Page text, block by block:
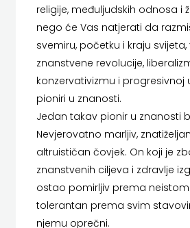
GLAS
KONCILA
HARFA
HD
STJEPAN
KOSAČA
HENA
religije, međuljudskih odnosa i
nego će Vas natjerati da
svemiru, početku i kraju svijeta,
znanstvene revolucije,
konzervativizmu i progresivnoj
pioniri u znanosti.
Jedan takav pionir u znanosti
Nevjerovatno marljiv,
altruističan čovjek. On koji je
znanstvenih ciljeva i zdravlje
ostao pomirljiv prema
tolerantan prema svim
njemu oprečni.